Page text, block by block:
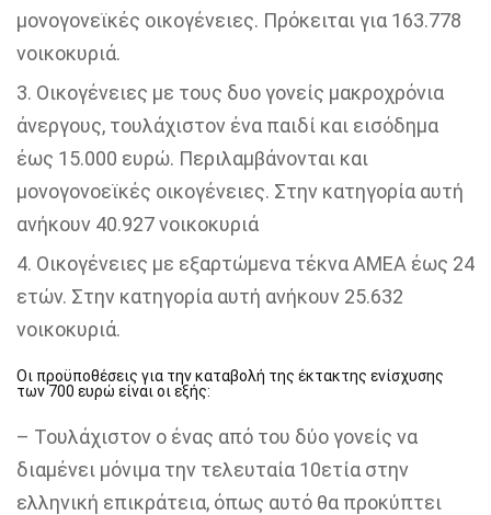
μονογονεϊκές οικογένειες. Πρόκειται για 163.778
νοικοκυριά.
Οικογένειες με τους δυο γονείς μακροχρόνια
άνεργους, τουλάχιστον ένα παιδί και εισόδημα
έως 15.000 ευρώ. Περιλαμβάνονται και
μονογονοεϊκές οικογένειες. Στην κατηγορία αυτή
ανήκουν 40.927 νοικοκυριά
Οικογένειες με εξαρτώμενα τέκνα ΑΜΕΑ έως 24
ετών. Στην κατηγορία αυτή ανήκουν 25.632
νοικοκυριά.
Οι προϋποθέσεις για την καταβολή της έκτακτης ενίσχυσης
των 700 ευρώ είναι οι εξής:
– Τουλάχιστον ο ένας από του δύο γονείς να
διαμένει μόνιμα την τελευταία 10ετία στην
ελληνική επικράτεια, όπως αυτό θα προκύπτει